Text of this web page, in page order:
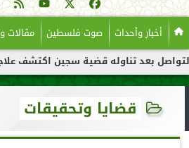
أخبار وأحداث صوت فلسطين مقالات
تناوله قضية سجين اكتشف علاجا مهما
قضايا وتحقيقات